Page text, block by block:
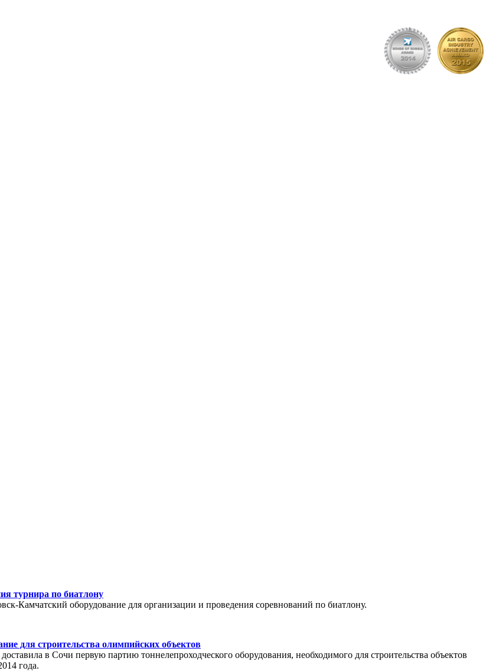
турнира по биатлону
Камчатский оборудование для организации и проведения соревнований по биатлону.
для строительства олимпийских объектов
в Сочи первую партию тоннелепроходческого оборудования, необходимого для строительства объектов
года.